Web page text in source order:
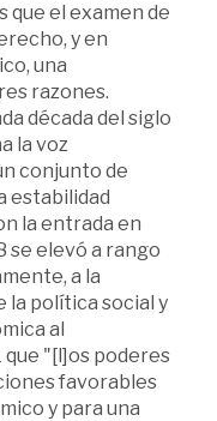
que el examen de
y en
una
razones.
década del siglo
la voz
conjunto de
estabilidad
la entrada en
se elevó a rango
a la
política social y
al
"[l]os poderes
favorables
y para una